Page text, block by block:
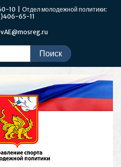
10 | Отдел молодежной политики:
65-11